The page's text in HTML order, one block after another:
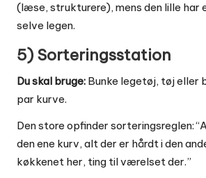
(læse, strukturere), mens den lille har
selve legen.
5) Sorteringsstation
Du skal bruge: Bunke legetøj, tøj eller
par kurve.
Den store opfinder sorteringsreglen:
den ene kurv, alt der er hårdt i den
køkkenet her, ting til værelset der.”